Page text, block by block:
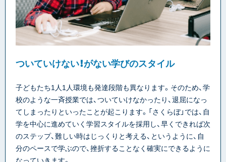
ついていけない！がない学びのスタイル
子どもたち1人1人環境も発達段階も異なります。そのため、学
校のような一斉授業では、ついていけなかったり、退屈になっ
てしまったりといったことが起こります。「さくらぼ」では、自
学を中心に進めていく学習スタイルを採用し、早くできれば次
のステップ、難しい時はじっくりと考える、というように、自
分のペースで学ぶので、挫折することなく確実にできるように
なっていきます。